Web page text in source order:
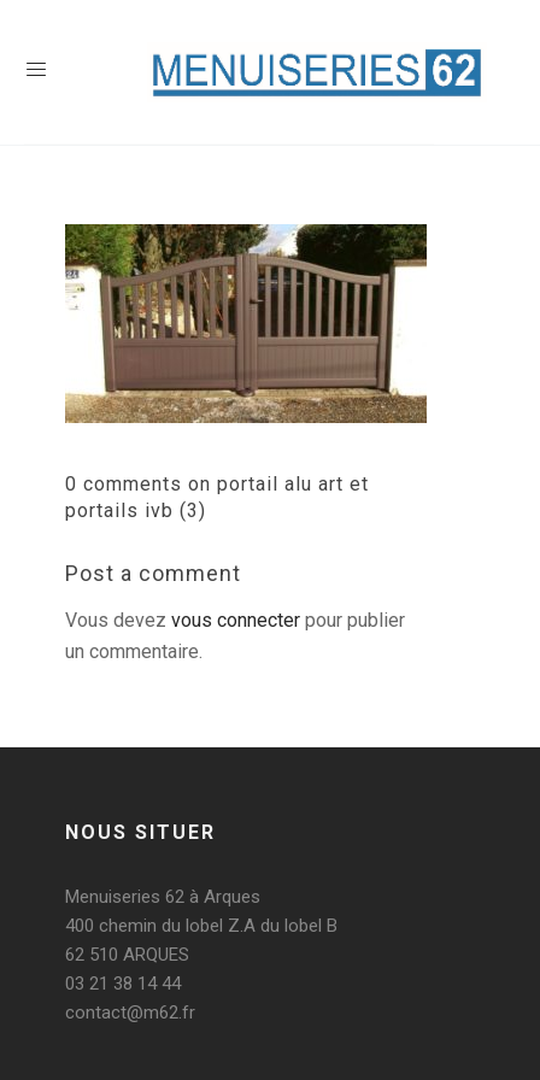
0 comments on portail alu art et
portails ivb (3)
Post a comment
Vous devez vous connecter pour publier
un commentaire.
NOUS SITUER
Menuiseries 62 à Arques
400 chemin du lobel Z.A du lobel B
62 510 ARQUES
03 21 38 14 44
contact@m62.fr